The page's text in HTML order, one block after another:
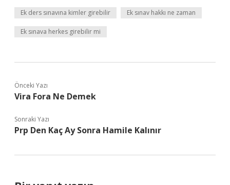
Ek ders sınavına kimler girebilir Ek sınav hakkı ne zaman
Ek sınava herkes girebilir mi
Önceki Yazı
Vira Fora Ne Demek
Sonraki Yazı
Prp Den Kaç Ay Sonra Hamile Kalınır